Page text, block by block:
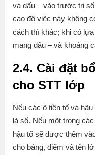
và dấu – vào trước trị
cao độ việc này không
cách thì khác; khi có
mang dấu – và khoảng
2.4. Cài đặt
cho STT lớp
Nếu các ô tiền tố và
là số. Nếu một trong
hậu tố sẽ được thêm
cho bảng, điểm và tên